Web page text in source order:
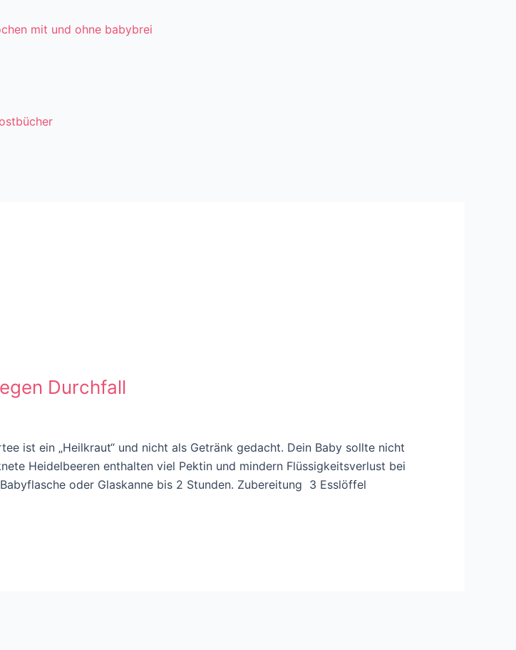
Durchfall
ist ein „Heilkraut“ und nicht als Getränk gedacht. Dein Baby sollte nicht
Heidelbeeren enthalten viel Pektin und mindern Flüssigkeitsverlust bei
oder Glaskanne bis 2 Stunden. Zubereitung 3 Esslöffel